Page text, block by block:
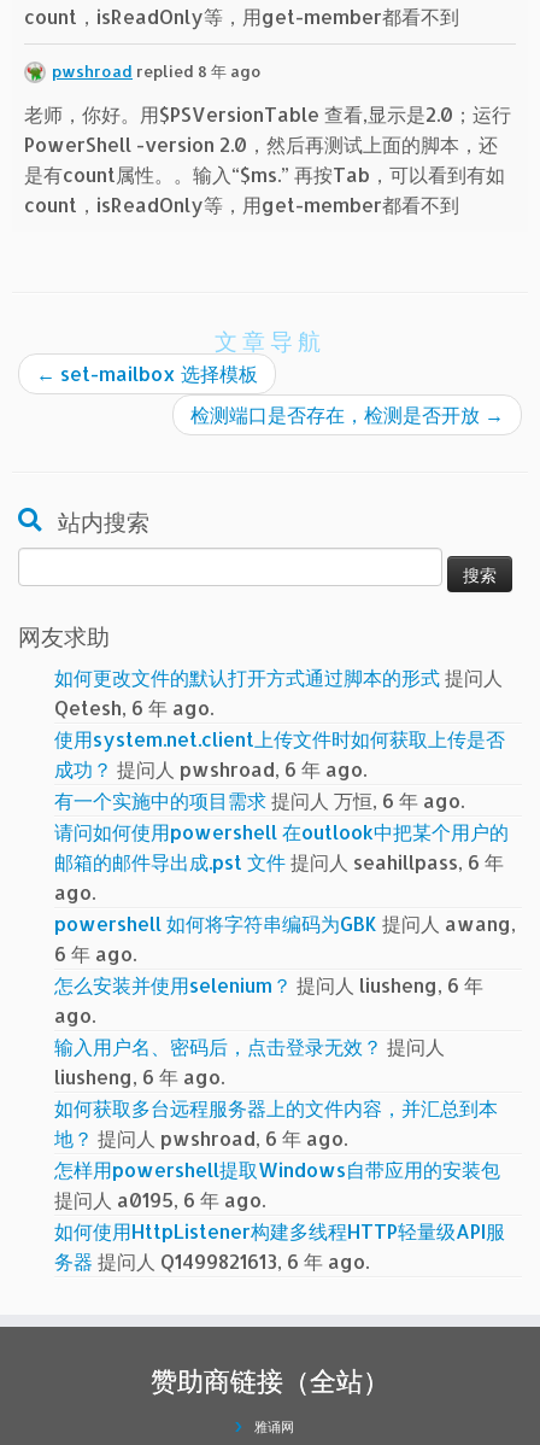
count，isReadOnly等，用get-member都看不到
pwshroad replied 8 年 ago
老师，你好。用$PSVersionTable 查看,显示是2.0；运行
PowerShell -version 2.0，然后再测试上面的脚本，还
是有count属性。。输入“$ms.” 再按Tab，可以看到有如
count，isReadOnly等，用get-member都看不到
文章导航
← set-mailbox 选择模板
检测端口是否存在，检测是否开放 →
站内搜索
索：
网友求助
如何更改文件的默认打开方式通过脚本的形式提问人
Qetesh, 6 年 ago.
使用system.net.client上传文件时如何获取上传是否
成功？ 提问人 pwshroad, 6 年 ago.
有一个实施中的项目需求提问人 万恒, 6 年 ago.
请问如何使用powershell 在outlook中把某个用户的
邮箱的邮件导出成.pst 文件提问人 seahillpass, 6 年
ago.
powershell 如何将字符串编码为GBK 提问人 awang,
6 年 ago.
怎么安装并使用selenium？ 提问人 liusheng, 6 年
ago.
输入用户名、密码后，点击登录无效？ 提问人
liusheng, 6 年 ago.
如何获取多台远程服务器上的文件内容，并汇总到本
地？ 提问人 pwshroad, 6 年 ago.
怎样用powershell提取Windows自带应用的安装包
提问人 a0195, 6 年 ago.
如何使用HttpListener构建多线程HTTP轻量级API服
务器 提问人 Q1499821613, 6 年 ago.
赞助商链接（全站）
雅诵网